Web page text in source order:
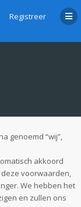
Registreer
genoemd “wij”,
akkoord
voorwaarden,
We hebben het
en zullen ons